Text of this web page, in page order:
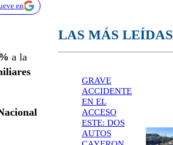
en
a la
LAS MÁS LEÍDAS
GRAVE
ACCIDENTE
EN EL
ACCESO
ESTE: DOS
AUTOS